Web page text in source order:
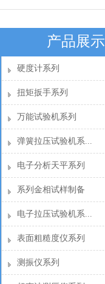
产品展示
硬度计系列
扭矩扳手系列
万能试验机系列
弹簧拉压试验机系...
电子分析天平系列
系列金相试样制备
电子拉压试验机系...
表面粗糙度仪系列
测振仪系列